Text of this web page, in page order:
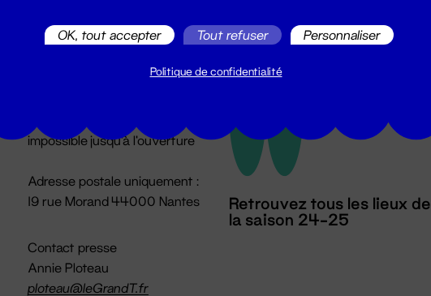
Billetterie
billetterie@leGrandT.fr
impossible jusqu'à l'ouverture
Adresse postale uniquement :
19 rue Morand 44000 Nantes
Contact presse
Annie Ploteau
ploteau@leGrandT.fr
Retrouvez tous les lieux de
la saison 24-25
OK, tout accepter Tout refuser Personnaliser
Politique de confidentialité